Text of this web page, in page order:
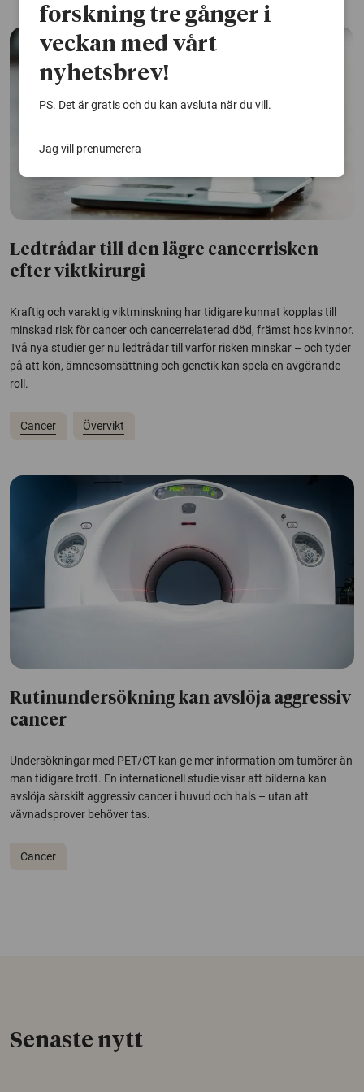
Ledtrådar till den lägre cancerrisken
efter viktkirurgi
Kraftig och varaktig viktminskning har tidigare kunnat kopplas till
minskad risk för cancer och cancerrelaterad död, främst hos kvinnor.
Två nya studier ger nu ledtrådar till varför risken minskar – och tyder
på att kön, ämnesomsättning och genetik kan spela en avgörande
roll.
Cancer Övervikt
Rutinundersökning kan avslöja aggressiv
cancer
Undersökningar med PET/CT kan ge mer information om tumörer än
man tidigare trott. En internationell studie visar att bilderna kan
avslöja särskilt aggressiv cancer i huvud och hals – utan att
vävnadsprover behöver tas.
Cancer
Senaste nytt
forskning tre gånger i
veckan med vårt
nyhetsbrev!
PS. Det är gratis och du kan avsluta när du vill.
Jag vill prenumerera